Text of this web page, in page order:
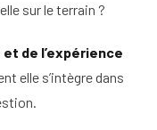
sur le terrain ?
de l’expérience
elle s’intègre dans